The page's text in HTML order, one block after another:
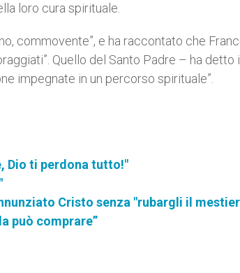
loro cura spirituale.
commovente”, e ha raccontato che
Quello del Santo Padre – ha detto
impegnate in un percorso spirituale”.
Dio ti perdona tutto!"
Cristo senza "rubargli il
può comprare”